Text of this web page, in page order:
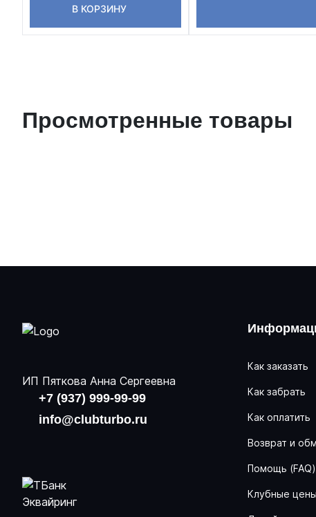
В КОРЗИНУ
Просмотренные товары
ИП Пяткова Анна Сергеевна
+7 (937) 999-99-99
info@clubturbo.ru
Как заказать
Как забрать
Как оплатить
Возврат и
Помощь (FAQ)
Клубные цены